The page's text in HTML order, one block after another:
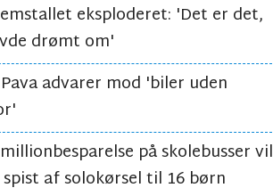
eksploderet: 'Det er det,
drømt om'
advarer mod 'biler uden
på skolebusser vil
af solokørsel til 16 børn